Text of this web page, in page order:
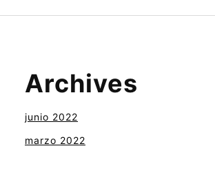
Archives
junio 2022
marzo 2022